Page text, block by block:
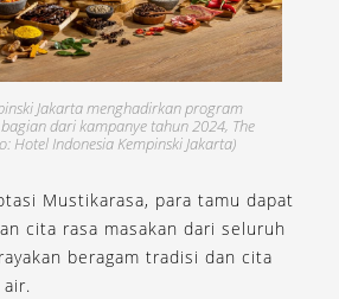
Jakarta menghadirkan program
dari kampanye tahun 2024, The
Hotel Indonesia Kempinski Jakarta)
Mustikarasa, para tamu dapat
cita rasa masakan dari seluruh
beragam tradisi dan cita